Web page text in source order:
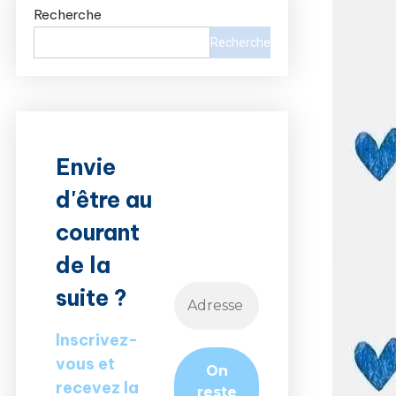
Recherche
Recherche
Envie
d'être au
courant
de la
suite ?
Inscrivez-
vous et
recevez la